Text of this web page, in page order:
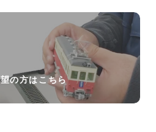
の方はこちら